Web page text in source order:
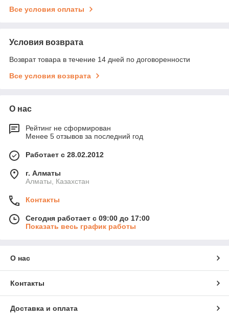
Все условия оплаты
Условия возврата
Возврат товара в течение 14 дней по договоренности
Все условия возврата
О нас
Рейтинг не сформирован
Менее 5 отзывов за последний год
Работает с 28.02.2012
г. Алматы
Алматы, Казахстан
Контакты
Сегодня работает с 09:00 до 17:00
Показать весь график работы
О нас
Контакты
Доставка и оплата